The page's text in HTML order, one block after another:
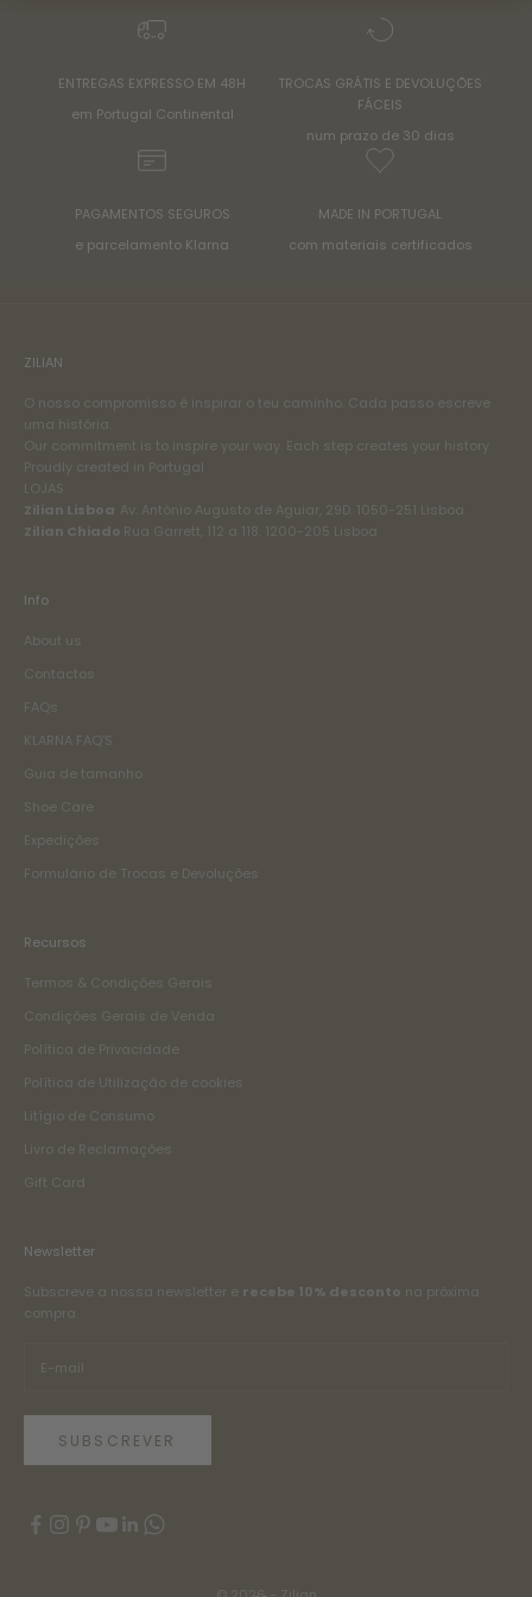
ENTREGAS EXPRESSO EM 48H
em Portugal Continental
TROCAS GRÁTIS E DEVOLUÇÕES
FÁCEIS
num prazo de 30 dias
PAGAMENTOS SEGUROS
e parcelamento Klarna
MADE IN PORTUGAL
com materiais certificados
ZILIAN
O nosso compromisso é inspirar o teu caminho. Cada passo escreve
uma história.
Our commitment is to inspire your way. Each step creates your history.
Proudly created in Portugal
LOJAS
Zilian Lisboa Av. António Augusto de Aguiar, 29D. 1050-251 Lisboa
Zilian Chiado Rua Garrett, 112 a 118. 1200-205 Lisboa
Info
About us
Contactos
FAQs
KLARNA FAQ'S
Guia de tamanho
Shoe Care
Expedições
Formulário de Trocas e Devoluções
Recursos
Termos & Condições Gerais
Condições Gerais de Venda
Política de Privacidade
Política de Utilização de cookies
Litígio de Consumo
Livro de Reclamações
Gift Card
Newsletter
Subscreve a nossa newsletter e recebe 10% desconto na próxima
compra.
SUBSCREVER